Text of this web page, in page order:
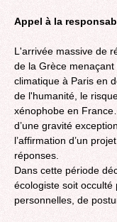
Appel à la
L'arrivée massive de
de la Grèce menaçant
climatique à Paris en
de l'humanité, le
xénophobe en
d’une gravité
l’affirmation d’un
réponses.
Dans cette période
écologiste soit
personnelles, de